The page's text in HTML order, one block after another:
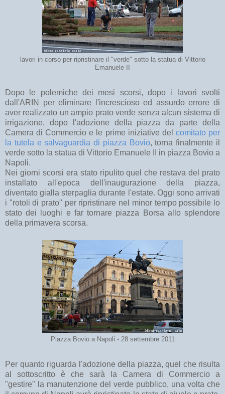
lavori in corso per ripristinare il "verde" sotto la statua di Vittorio
Emanuele II
Dopo le polemiche dei mesi scorsi, dopo i lavori svolti
dall'ARIN per eliminare l'increscioso ed assurdo errore di
aver realizzato un ampio prato verde senza alcun sistema di
irrigazione, dopo l'adozione della piazza da parte della
Camera di Commercio e le prime iniziative del comitato per
la tutela e salvaguardia di piazza Bovio, torna finalmente il
verde sotto la statua di Vittorio Emanuele II in piazza Bovio a
Napoli.
Nei giorni scorsi era stato ripulito quel che restava del prato
installato all'epoca dell'inaugurazione della piazza,
diventato gialla sterpaglia durante l'estate. Oggi sono arrivati
i "rotoli di prato" per ripristinare nel minor tempo possibile lo
stato dei luoghi e far tornare piazza Borsa allo splendore
della primavera scorsa.
Piazza Bovio a Napoli - 28 settembre 2011
Per quanto riguarda l'adozione della piazza, quel che risulta
al sottoscritto è che sarà la Camera di Commercio a
"gestire" la manutenzione del verde pubblico, una volta che